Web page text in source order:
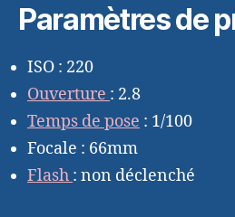
Paramètres de
ISO : 220
Ouverture : 2.8
Temps de pose : 1/100
Focale : 66mm
Flash : non déclenché